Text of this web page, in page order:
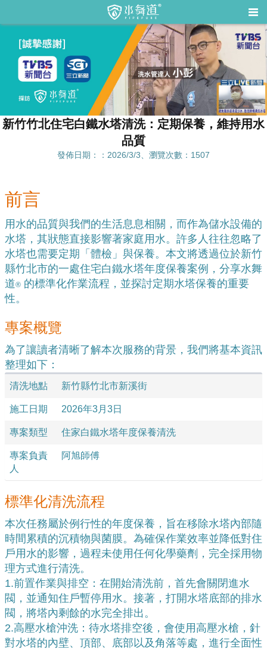
新竹竹北住宅白鐵水塔清洗：定期保養，維持用水
品質
發佈日期：：2026/3/3、瀏覽次數：1507
前言
用水的品質與我們的生活息息相關，而作為儲水設備的
水塔，其狀態直接影響著家庭用水。許多人往往忽略了
水塔也需要定期「體檢」與保養。本文將透過位於新竹
縣竹北市的一處住宅白鐵水塔年度保養案例，分享水舞
道®️ 的標準化作業流程，並探討定期水塔保養的重要
性。
專案概覽
為了讓讀者清晰了解本次服務的背景，我們將基本資訊
整理如下：
清洗地點 新竹縣竹北市新溪街
施工日期 2026年3月3日
專案類型 住家白鐵水塔年度保養清洗
專案負責
人
阿旭師傅
標準化清洗流程
本次任務屬於例行性的年度保養，旨在移除水塔內部隨
時間累積的沉積物與菌膜。為確保作業效率並降低對住
戶用水的影響，過程未使用任何化學藥劑，完全採用物
理方式進行清洗。
1.前置作業與排空：在開始清洗前，首先會關閉進水
閥，並通知住戶暫停用水。接著，打開水塔底部的排水
閥，將塔內剩餘的水完全排出。
2.高壓水槍沖洗：待水塔排空後，會使用高壓水槍，針
對水塔的內壁、頂部、底部以及角落等處，進行全面性